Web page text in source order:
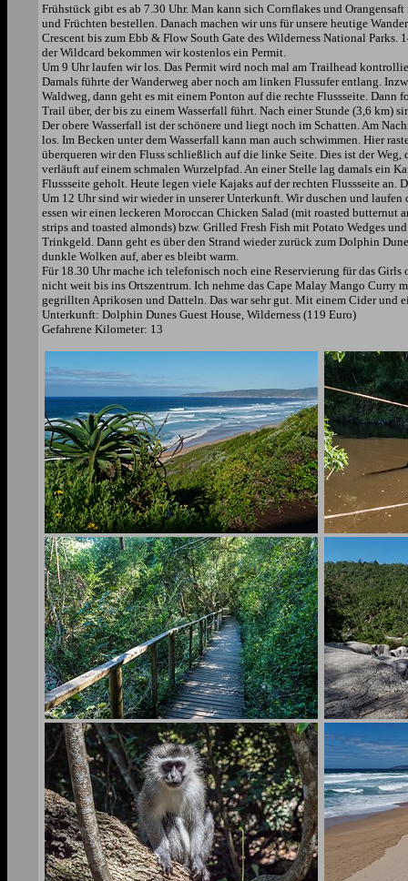
Frühstück gibt es ab 7.30 Uhr. Man kann sich Cornflakes und
und Früchten bestellen. Danach machen wir uns für unsere heutige
Crescent bis zum Ebb & Flow South Gate des Wilderness National
der Wildcard bekommen wir kostenlos ein Permit.
Um 9 Uhr laufen wir los. Das Permit wird noch mal am Trailhead
Damals führte der Wanderweg aber noch am linken Flussufer entlang.
Waldweg, dann geht es mit einem Ponton auf die rechte Flussseite.
Trail über, der bis zu einem Wasserfall führt. Nach einer Stunde (3,6 km)
Der obere Wasserfall ist der schönere und liegt noch im Schatten. Am
los. Im Becken unter dem Wasserfall kann man auch schwimmen. Hier
überqueren wir den Fluss schließlich auf die linke Seite. Dies ist der
verläuft auf einem schmalen Wurzelpfad. An einer Stelle lag damals ein
Flussseite geholt. Heute legen viele Kajaks auf der rechten Flussseite an.
Um 12 Uhr sind wir wieder in unserer Unterkunft. Wir duschen und
essen wir einen leckeren Moroccan Chicken Salad (mit roasted butternut
strips and toasted almonds) bzw. Grilled Fresh Fish mit Potato Wedges
Trinkgeld. Dann geht es über den Strand wieder zurück zum Dolphin
dunkle Wolken auf, aber es bleibt warm.
Für 18.30 Uhr mache ich telefonisch noch eine Reservierung für das
nicht weit bis ins Ortszentrum. Ich nehme das Cape Malay Mango Curry
gegrillten Aprikosen und Datteln. Das war sehr gut. Mit einem Cider und
Unterkunft: Dolphin Dunes Guest House, Wilderness (119 Euro)
Gefahrene Kilometer: 13